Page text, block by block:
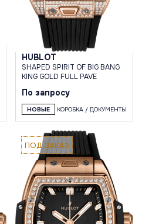
HUBLOT
SHAPED SPIRIT OF BIG BANG
KING GOLD FULL PAVE
По запросу
НОВЫЕ КОРОБКА / ДОКУМЕНТЫ
ПОД ЗАКАЗ